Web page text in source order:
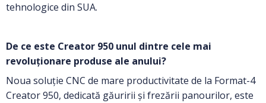
tehnologice din SUA.
De ce este Creator 950 unul dintre cele mai
revoluționare produse ale anului?
Noua soluție CNC de mare productivitate de la Format-4
Creator 950, dedicată găuririi și frezării panourilor, este